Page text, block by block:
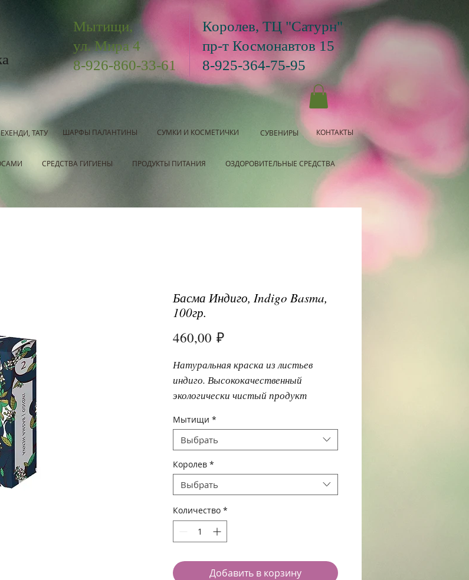
Мытищи,
ул. Мира 4
8-926-860-33-61
Королев, ТЦ "Сатурн"
пр-т Космонавтов 15
8-925-364-75-95
ТАТУ ШАРФЫ ПАЛАНТИНЫ СУМКИ И КОСМЕТИЧКИ СУВЕНИРЫ КОНТАКТЫ
СРЕДСТВА ГИГИЕНЫ ПРОДУКТЫ ПИТАНИЯ ОЗДОРОВИТЕЛЬНЫЕ СРЕДСТВА
Басма Индиго, Indigo Basma,
100гр.
460,00 ₽Цена
Натуральная краска из листьев
индиго. Высококачественный
экологически чистый продукт
богатый цвет и здоровье волосам.
Мытищи *
Выбрать
Королев *
Выбрать
Количество *
Добавить в корзину